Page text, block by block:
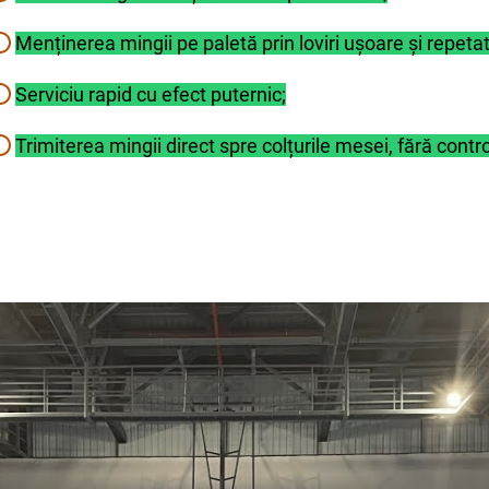
backhand. Ajută la coordonare și la echilibrarea jocului.
Elevul încearcă să trimită mingea în acea zonă,
Menținerea mingii pe paletă prin loviri ușoare și
Serviciu rapid cu efect puternic;
Trimiterea mingii direct spre colțurile mesei, fără